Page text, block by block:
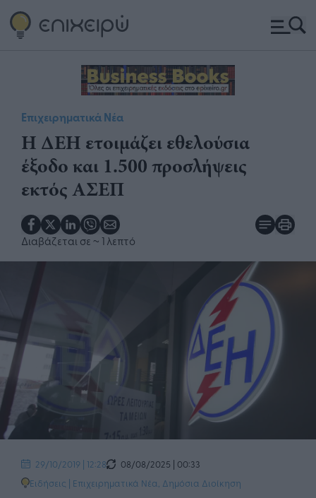
Επιχειρηματικά Νέα
Η ΔΕΗ ετοιμάζει εθελούσια
έξοδο και 1.500 προσλήψεις
εκτός ΑΣΕΠ
Διαβάζεται σε ~ 1 λεπτό
29/10/2019 | 12:28
08/08/2025 | 00:33
Ειδήσεις | Επιχειρηματικά Νέα Δημόσια Διοίκηση